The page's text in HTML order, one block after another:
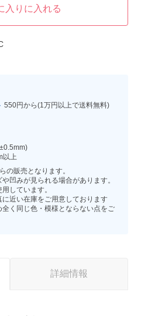
入りに入れる
550円から(1万円以上で送料無料)
以上
の販売となります。
や凹みが見られる場合があります。
しています。
に近い在庫をご用意しております
く同じ色・模様とならない点をご
詳細情報